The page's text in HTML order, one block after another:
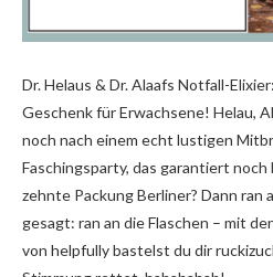
Dr. Helaus & Dr. Alaafs Notfall-
Geschenk für Erwachsene! Helau,
noch nach einem echt lustigen
Faschingsparty, das garantiert noch
zehnte Packung Berliner? Dann ran
gesagt: ran an die Flaschen – mit
von helpfully bastelst du dir